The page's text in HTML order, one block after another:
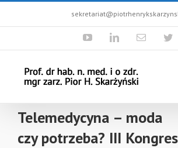
YoutubeLinkedinEmail
Telemedycyna – moda
czy potrzeba? III